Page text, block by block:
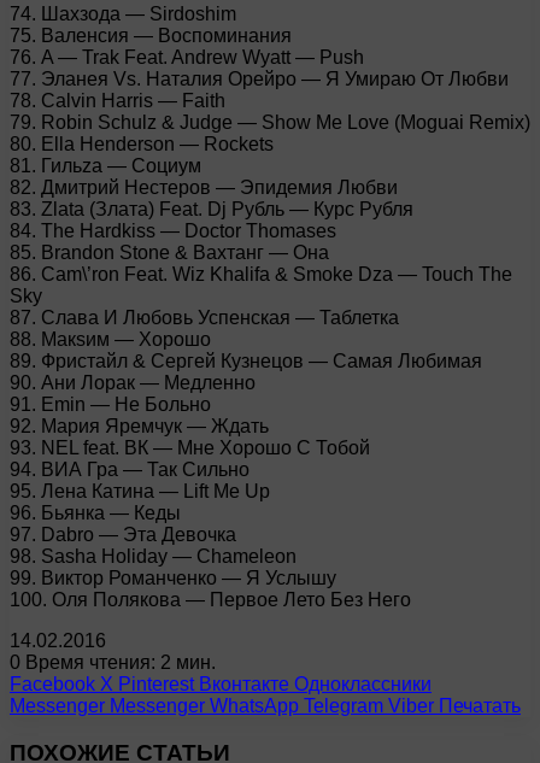
74. Шахзода — Sirdoshim
75. Валенсия — Воспоминания
76. A — Trak Feat. Andrew Wyatt — Push
77. Эланея Vs. Наталия Орейро — Я Умираю От Любви
78. Calvin Harris — Faith
79. Robin Schulz & Judge — Show Me Love (Moguai Remix)
80. Ella Henderson — Rockets
81. Гильzа — Социум
82. Дмитрий Нестеров — Эпидемия Любви
83. Zlata (Злата) Feat. Dj Рубль — Курс Рубля
84. The Hardkiss — Doctor Thomases
85. Brandon Stone & Вахтанг — Она
86. Cam\’ron Feat. Wiz Khalifa & Smoke Dza — Touch The
Sky
87. Слава И Любовь Успенская — Таблетка
88. Макsим — Хорошо
89. Фристайл & Сергей Кузнецов — Самая Любимая
90. Ани Лорак — Медленно
91. Emin — Не Больно
92. Мария Яремчук — Ждать
93. NEL feat. ВК — Мне Хорошо С Тобой
94. ВИА Гра — Так Сильно
95. Лена Катина — Lift Me Up
96. Бьянка — Кеды
97. Dabro — Эта Девочка
98. Sasha Holiday — Chameleon
99. Виктор Романченко — Я Услышу
100. Оля Полякова — Первое Лето Без Него
14.02.2016
0 Время чтения: 2 мин.
Facebook X Pinterest Вконтакте Одноклассники
Messenger Messenger WhatsApp Telegram Viber Печатать
ПОХОЖИЕ СТАТЬИ